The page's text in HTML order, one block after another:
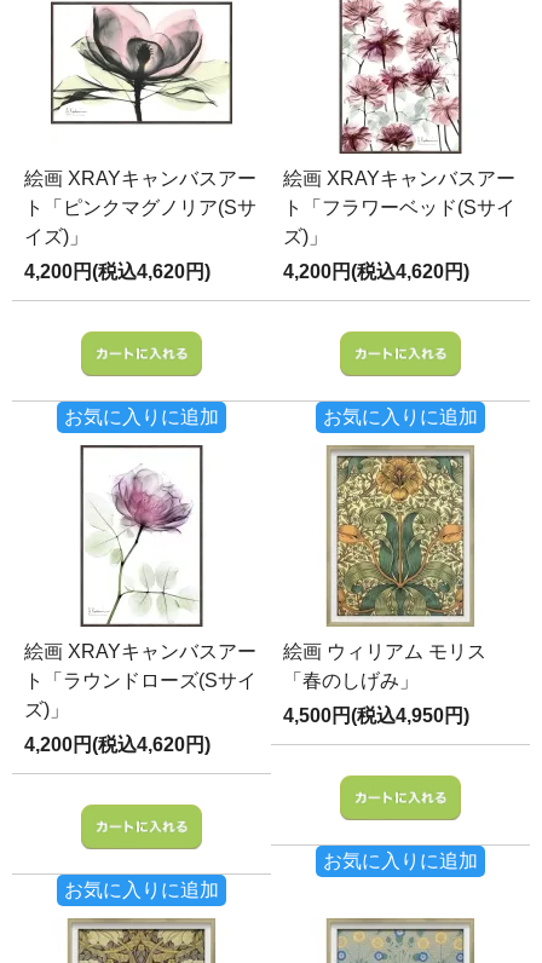
絵画 XRAYキャンバスアー
ト「ピンクマグノリア(Sサ
イズ)」
4,200円(税込4,620円)
お気に入りに追加
絵画 XRAYキャンバスアー
ト「フラワーベッド(Sサイ
ズ)」
4,200円(税込4,620円)
お気に入りに追加
絵画 XRAYキャンバスアー
ト「ラウンドローズ(Sサイ
ズ)」
4,200円(税込4,620円)
お気に入りに追加
絵画 ウィリアム モリス
「春のしげみ」
4,500円(税込4,950円)
お気に入りに追加